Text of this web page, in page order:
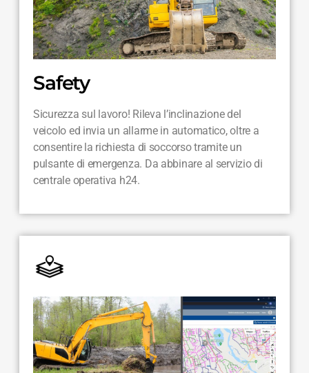
Safety
Sicurezza sul lavoro! Rileva l’inclinazione del
veicolo ed invia un allarme in automatico, oltre a
consentire la richiesta di soccorso tramite un
pulsante di emergenza. Da abbinare al servizio di
centrale operativa h24.